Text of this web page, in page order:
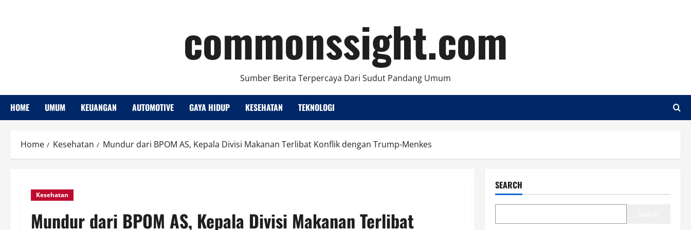
commonssight.com
Sumber Berita Terpercaya Dari Sudut Pandang Umum
HOME UMUM KEUANGAN AUTOMOTIVE GAYA HIDUP KESEHATAN TEKNOLOGI
Home Kesehatan Mundur dari BPOM AS, Kepala Divisi Makanan Terlibat Konflik dengan Trump-Menkes
Kesehatan
Mundur dari BPOM AS, Kepala Divisi Makanan Terlibat
SEARCH